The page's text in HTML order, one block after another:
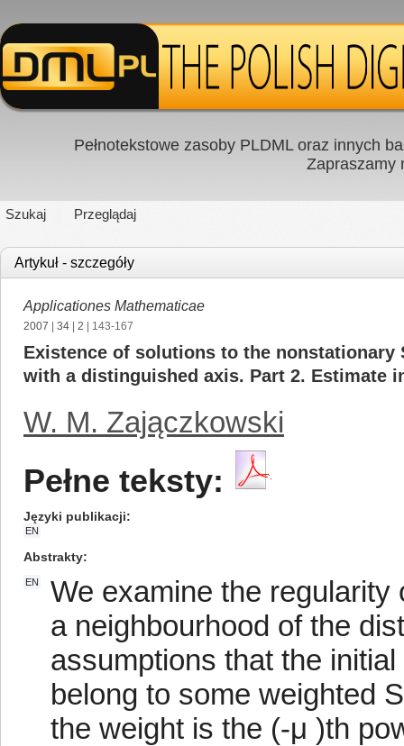
Pełnotekstowe zasoby PLDML oraz innych
Zapraszamy
Szukaj Przeglądaj
Artykuł - szczegóły
Applicationes Mathematicae
2007 34 2 | 143-167
Existence of solutions to the
with a distinguished axis. Part 2. Estimate
W. M. Zajączkowski
Pełne teksty:
Języki publikacji
EN
Abstrakty
EN
We examine the
a neighbourhood of the
assumptions that the
belong to some weighted
the weight is the (-μ )th